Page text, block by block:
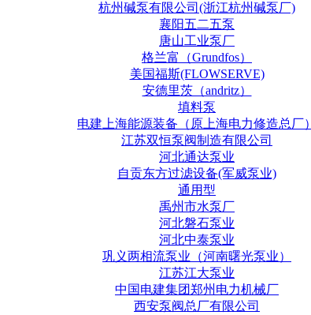
杭州碱泵有限公司(浙江杭州碱泵厂)
襄阳五二五泵
唐山工业泵厂
格兰富（Grundfos）
美国福斯(FLOWSERVE)
安德里茨（andritz）
填料泵
电建上海能源装备（原上海电力修造总厂）
江苏双恒泵阀制造有限公司
河北通达泵业
自贡东方过滤设备(军威泵业)
通用型
禹州市水泵厂
河北磐石泵业
河北中泰泵业
巩义两相流泵业（河南曙光泵业）
江苏江大泵业
中国电建集团郑州电力机械厂
西安泵阀总厂有限公司